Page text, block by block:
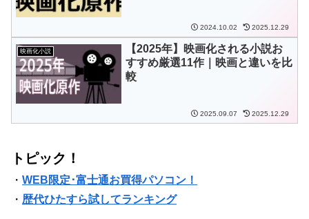
2024.10.02 2025.12.29
映画化小説
【2025年】映画化される小説お
すすめ厳選11作｜映画と違いを比
較
2025.09.07 2025.12.29
トピック！
・ WEB限定･富士通お買得パソコン！
・ 歴代ひたすら試してランキング